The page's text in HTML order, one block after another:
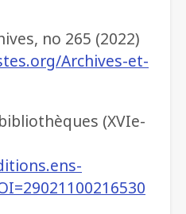
no 265 (2022)
Archives-et-
(XVIe-